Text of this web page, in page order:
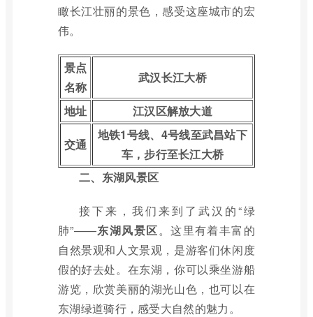
瞰长江壮丽的景色，感受这座城市的宏
伟。
景点
名称
武汉长江大桥
地址 江汉区解放大道
交通
地铁1号线、4号线至武昌站下
车，步行至长江大桥
二、东湖风景区
接下来，我们来到了武汉的“绿
肺”——东湖风景区。这里有着丰富的
自然景观和人文景观，是游客们休闲度
假的好去处。在东湖，你可以乘坐游船
游览，欣赏美丽的湖光山色，也可以在
东湖绿道骑行，感受大自然的魅力。